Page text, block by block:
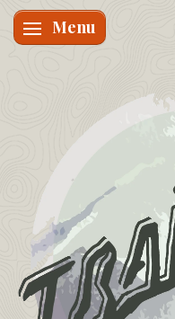
Skifte navigation
Menu